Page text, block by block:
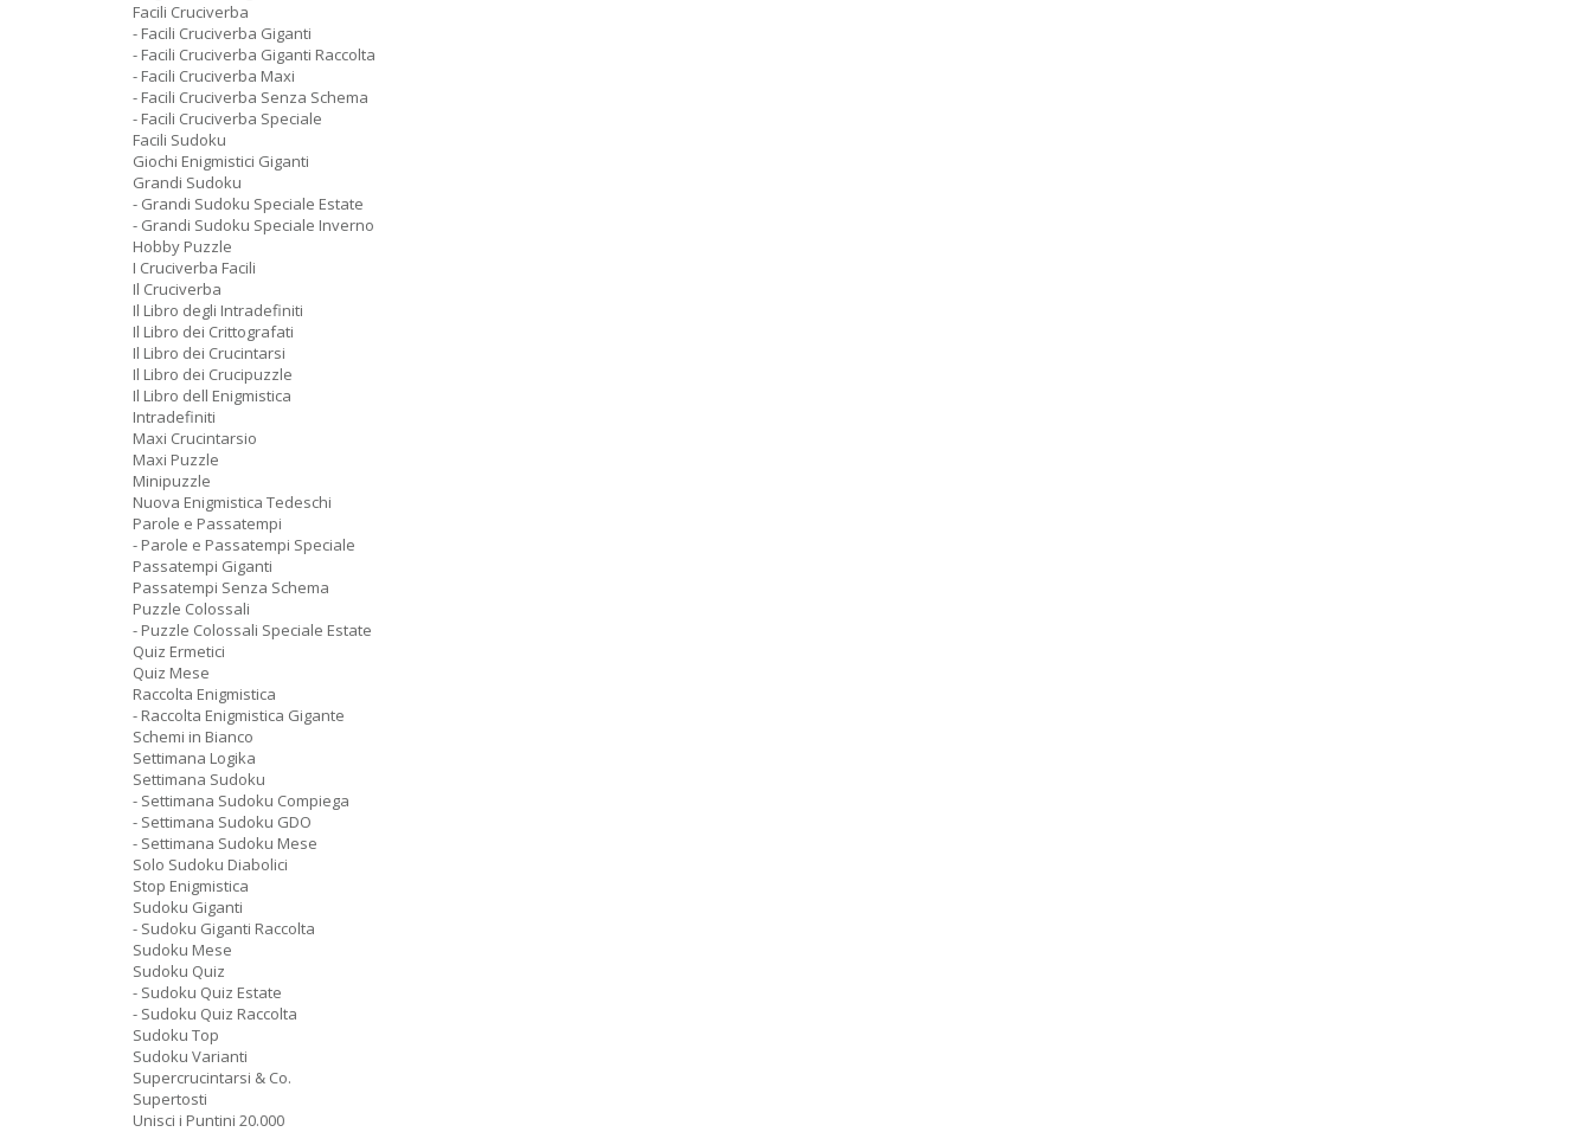
Facili Cruciverba
- Facili Cruciverba Giganti
- Facili Cruciverba Giganti Raccolta
- Facili Cruciverba Maxi
- Facili Cruciverba Senza Schema
- Facili Cruciverba Speciale
Facili Sudoku
Giochi Enigmistici Giganti
Grandi Sudoku
- Grandi Sudoku Speciale Estate
- Grandi Sudoku Speciale Inverno
Hobby Puzzle
I Cruciverba Facili
Il Cruciverba
Il Libro degli Intradefiniti
Il Libro dei Crittografati
Il Libro dei Crucintarsi
Il Libro dei Crucipuzzle
Il Libro dell Enigmistica
Intradefiniti
Maxi Crucintarsio
Maxi Puzzle
Minipuzzle
Nuova Enigmistica Tedeschi
Parole e Passatempi
- Parole e Passatempi Speciale
Passatempi Giganti
Passatempi Senza Schema
Puzzle Colossali
- Puzzle Colossali Speciale Estate
Quiz Ermetici
Quiz Mese
Raccolta Enigmistica
- Raccolta Enigmistica Gigante
Schemi in Bianco
Settimana Logika
Settimana Sudoku
- Settimana Sudoku Compiega
- Settimana Sudoku GDO
- Settimana Sudoku Mese
Solo Sudoku Diabolici
Stop Enigmistica
Sudoku Giganti
- Sudoku Giganti Raccolta
Sudoku Mese
Sudoku Quiz
- Sudoku Quiz Estate
- Sudoku Quiz Raccolta
Sudoku Top
Sudoku Varianti
Supercrucintarsi & Co.
Supertosti
Unisci i Puntini 20.000